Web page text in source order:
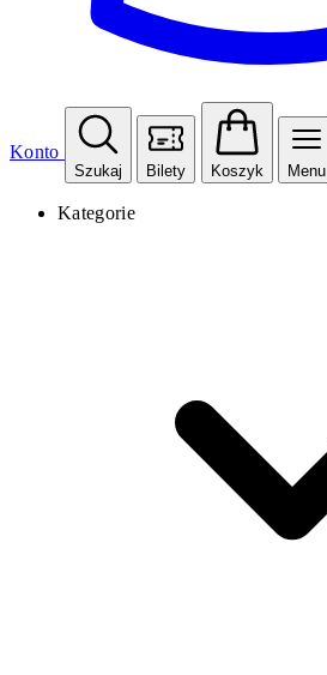
Konto
Szukaj Bilety Koszyk Menu
Kategorie